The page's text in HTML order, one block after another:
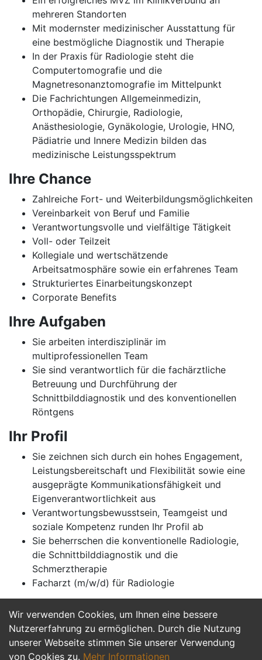
Wir verwenden Cookies, um Ihnen eine bessere
Nutzererfahrung zu ermöglichen. Durch die Nutzung
unserer Webseite stimmen Sie unserer Verwendung
von Cookies zu. Mehr Informationen
mehreren Standorten
Mit modernster medizinischer Ausstattung für
eine bestmögliche Diagnostik und Therapie
In der Praxis für Radiologie steht die
Computertomografie und die
Magnetresonanztomografie im Mittelpunkt
Die Fachrichtungen Allgemeinmedizin,
Orthopädie, Chirurgie, Radiologie,
Anästhesiologie, Gynäkologie, Urologie, HNO,
Pädiatrie und Innere Medizin bilden das
medizinische Leistungsspektrum
Ihre Chance
Zahlreiche Fort- und Weiterbildungsmöglichkeiten
Vereinbarkeit von Beruf und Familie
Verantwortungsvolle und vielfältige Tätigkeit
Voll- oder Teilzeit
Kollegiale und wertschätzende
Arbeitsatmosphäre sowie ein erfahrenes Team
Strukturiertes Einarbeitungskonzept
Corporate Benefits
Ihre Aufgaben
Sie arbeiten interdisziplinär im
multiprofessionellen Team
Sie sind verantwortlich für die fachärztliche
Betreuung und Durchführung der
Schnittbilddiagnostik und des konventionellen
Röntgens
Ihr Profil
Sie zeichnen sich durch ein hohes Engagement,
Leistungsbereitschaft und Flexibilität sowie eine
ausgeprägte Kommunikationsfähigkeit und
Eigenverantwortlichkeit aus
Verantwortungsbewusstsein, Teamgeist und
soziale Kompetenz runden Ihr Profil ab
Sie beherrschen die konventionelle Radiologie,
die Schnittbilddiagnostik und die
Schmerztherapie
Facharzt (m/w/d) für Radiologie
Jetzt Bewerben